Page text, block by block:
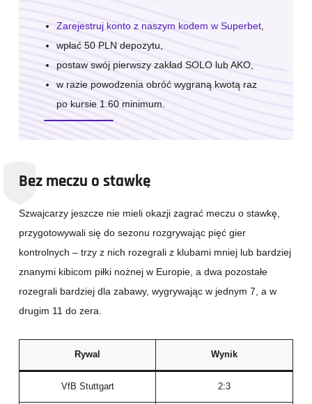
Zarejestruj konto z naszym kodem w Superbet
wpłać 50 PLN depozytu,
postaw swój pierwszy zakład SOLO lub AKO,
w razie powodzenia obróć wygraną kwotą raz
po kursie 1.60 minimum.
Bez meczu o stawkę
Szwajcarzy jeszcze nie mieli okazji zagrać meczu o stawkę,
przygotowywali się do sezonu rozgrywając pięć gier
kontrolnych – trzy z nich rozegrali z klubami mniej lub bardziej
znanymi kibicom piłki nożnej w Europie, a dwa pozostałe
rozegrali bardziej dla zabawy, wygrywając w jednym 7, a w
drugim 11 do zera.
Rywal Wynik
VfB Stuttgart 2:3